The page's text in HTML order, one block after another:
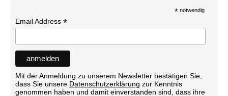
* notwendig
Email Address *
Mit der Anmeldung zu unserem Newsletter bestätigen Sie,
dass Sie unsere Datenschutzerklärung zur Kenntnis
genommen haben und damit einverstanden sind, dass ihre